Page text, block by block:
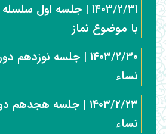
۱۴۰۳/۲/۳۱ | جلسه اول
با موضوع نماز
۱۴۰۳/۲/۳۰ | جلسه
نساء
۱۴۰۳/۲/۲۳ | جلسه
نساء